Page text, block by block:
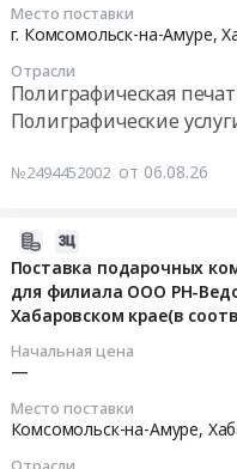
Место поставки
г. Комсомольск-на-Амуре,
Отрасли
Полиграфическая
Полиграфические
№2494452002 от 06.08.26
Поставка подарочных
для филиала ООО РН-
Хабаровском крае(в
Начальная цена
—
Место поставки
Комсомольск-на-Амуре,